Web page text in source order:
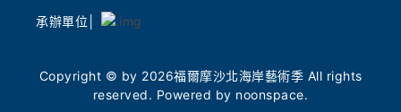
承辦單位│
Copyright © by 2026福爾摩沙北海岸藝術季 All rights
reserved. Powered by noonspace.